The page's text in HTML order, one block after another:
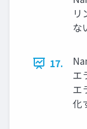
リ
な
17.
エ
エ
化